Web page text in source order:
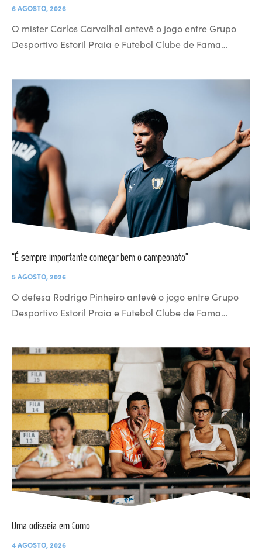
6 AGOSTO, 2026
O mister Carlos Carvalhal antevê o jogo entre Grupo
Desportivo Estoril Praia e Futebol Clube de Fama…
“É sempre importante começar bem o campeonato”
5 AGOSTO, 2026
O defesa Rodrigo Pinheiro antevê o jogo entre Grupo
Desportivo Estoril Praia e Futebol Clube de Fama…
Uma odisseia em Como
4 AGOSTO, 2026